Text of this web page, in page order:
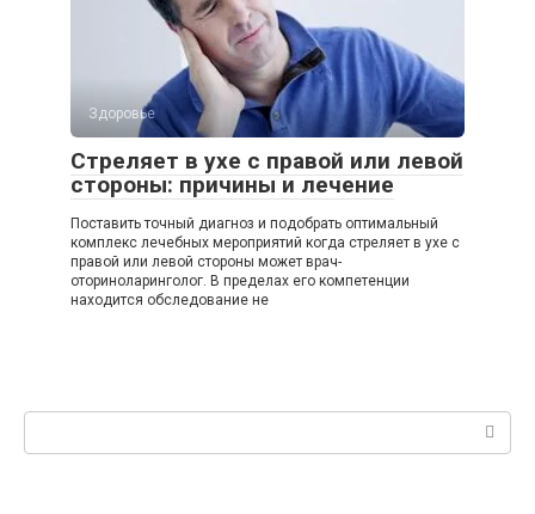
Здоровье
Стреляет в ухе с правой или левой
стороны: причины и лечение
Поставить точный диагноз и подобрать оптимальный
комплекс лечебных мероприятий когда стреляет в ухе с
правой или левой стороны может врач-
оториноларинголог. В пределах его компетенции
находится обследование не